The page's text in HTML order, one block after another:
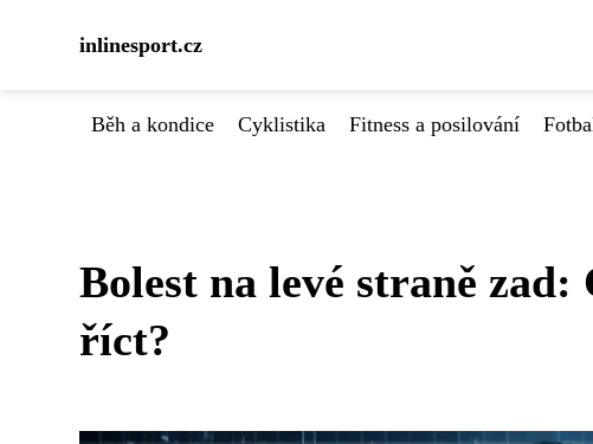
inlinesport.cz
Běh a kondice Cyklistika Fitness a posilování
Bolest na levé straně zad:
říct?